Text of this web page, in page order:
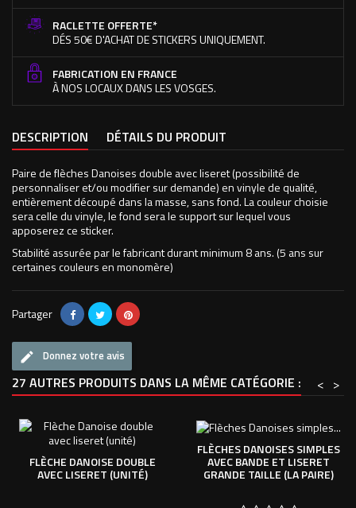
RACLETTE OFFERTE*
DÉS 50€ D'ACHAT DE STICKERS UNIQUEMENT.
FABRICATION EN FRANCE
À NOS LOCAUX DANS LES VOSGES.
DESCRIPTION DÉTAILS DU PRODUIT
Paire de flèches Danoises double avec liseret (possibilité de
personnaliser et/ou modifier sur demande) en vinyle de qualité,
entièrement découpé dans la masse, sans fond. La couleur choisie
sera celle du vinyle, le fond sera le support sur lequel vous
apposerez ce sticker.
Stabilité assurée par le fabricant durant minimum 8 ans. (5 ans sur
certaines couleurs en monomère)
Partager
Donnez votre avis
27 AUTRES PRODUITS DANS LA MÊME CATÉGORIE : >
<
FLÈCHE DANOISE DOUBLE
AVEC LISERET (UNITÉ)
FLÈCHES DANOISES SIMPLES
AVEC BANDE ET LISERET
GRANDE TAILLE (LA PAIRE)